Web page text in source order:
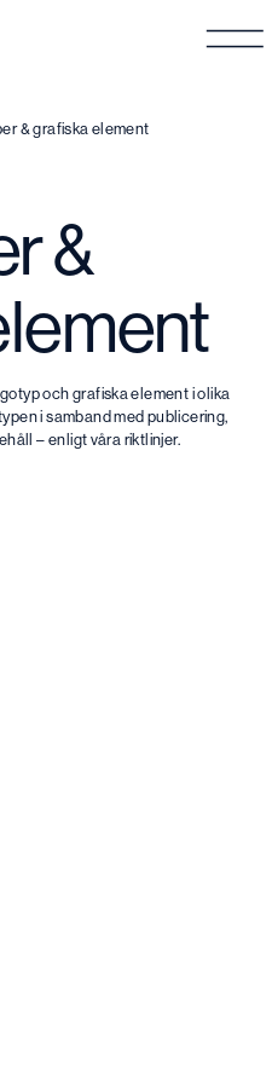
& grafiska element
&
och grafiska element i olika
i samband med publicering,
– enligt våra riktlinjer.